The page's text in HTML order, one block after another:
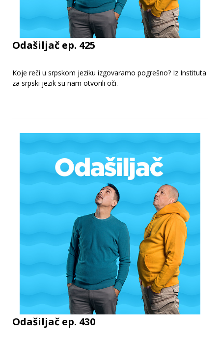
Odašiljač ep. 425
Koje reči u srpskom jeziku izgovaramo pogrešno? Iz Instituta
za srpski jezik su nam otvorili oči.
Odašiljač ep. 430